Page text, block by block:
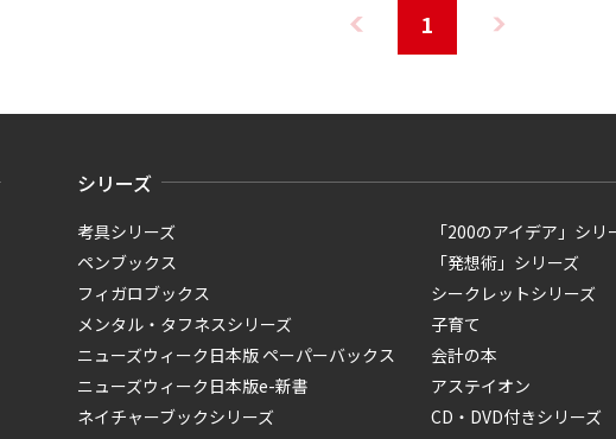
1
シリーズ
考具シリーズ
ペンブックス
フィガロブックス
メンタル・タフネスシリーズ
ニューズウィーク日本版 ペーパーバックス
ニューズウィーク日本版e-新書
ネイチャーブックシリーズ
「200のアイデア」シリ
「発想術」シリーズ
シークレットシリーズ
子育て
会計の本
アステイオン
CD・DVD付きシリーズ